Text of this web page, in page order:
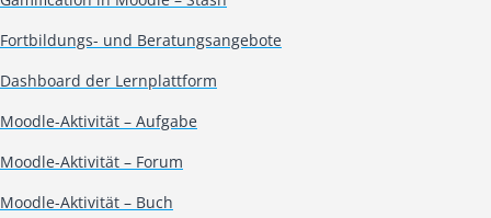
Fortbildungs- und Beratungsangebote
Dashboard der Lernplattform
Moodle-Aktivität – Aufgabe
Moodle-Aktivität – Forum
Moodle-Aktivität – Buch